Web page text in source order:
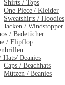
Shirts / Tops
One Piece / Kleider
Sweatshirts / Hoodies
Jacken / Windstopper
/ Badetücher
/ Flipflop
Hats/ Beanies
Caps / Beachhats
Mützen / Beanies